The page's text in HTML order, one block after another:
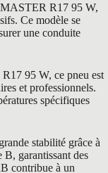
R17 95 W,
Ce modèle se
une conduite
95 W, ce pneu est
et professionnels.
spécifiques
stabilité grâce à
garantissant des
contribue à un